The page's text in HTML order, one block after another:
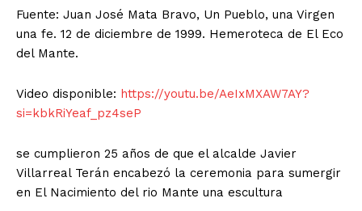
Fuente: Juan José Mata Bravo, Un Pueblo, una Virgen
una fe. 12 de diciembre de 1999. Hemeroteca de El Eco
del Mante.
Video disponible: https://youtu.be/AeIxMXAW7AY?
si=kbkRiYeaf_pz4seP
se cumplieron 25 años de que el alcalde Javier
Villarreal Terán encabezó la ceremonia para sumergir
en El Nacimiento del rio Mante una escultura